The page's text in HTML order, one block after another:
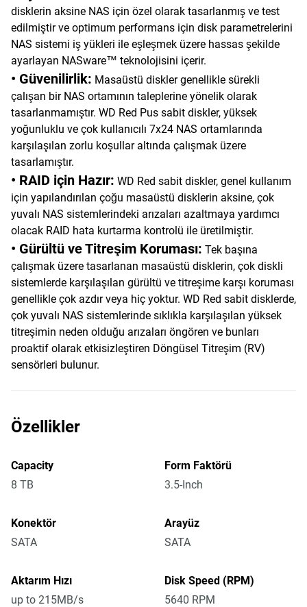
disklerin aksine NAS için özel olarak tasarlanmış ve test
edilmiştir ve optimum performans için disk parametrelerini
NAS sistemi iş yükleri ile eşleşmek üzere hassas şekilde
ayarlayan NASware™ teknolojisini içerir.
• Güvenilirlik: Masaüstü diskler genellikle sürekli
çalışan bir NAS ortamının taleplerine yönelik olarak
tasarlanmamıştır. WD Red Pus sabit diskler, yüksek
yoğunluklu ve çok kullanıcılı 7x24 NAS ortamlarında
karşılaşılan zorlu koşullar altında çalışmak üzere
tasarlamıştır.
• RAID için Hazır: WD Red sabit diskler, genel kullanım
için yapılandırılan çoğu masaüstü disklerin aksine, çok
yuvalı NAS sistemlerindeki arızaları azaltmaya yardımcı
olacak RAID hata kurtarma kontrolü ile üretilmiştir.
• Gürültü ve Titreşim Koruması: Tek başına
çalışmak üzere tasarlanan masaüstü disklerin, çok diskli
sistemlerde karşılaşılan gürültü ve titreşime karşı koruması
genellikle çok azdır veya hiç yoktur. WD Red sabit disklerde,
çok yuvalı NAS sistemlerinde sıklıkla karşılaşılan yüksek
titreşimin neden olduğu arızaları öngören ve bunları
proaktif olarak etkisizleştiren Döngüsel Titreşim (RV)
sensörleri bulunur.
Özellikler
Capacity
8 TB
Form Faktörü
3.5-Inch
Konektör
SATA
Arayüz
SATA
Aktarım Hızı
up to 215MB/s
Disk Speed (RPM)
5640 RPM